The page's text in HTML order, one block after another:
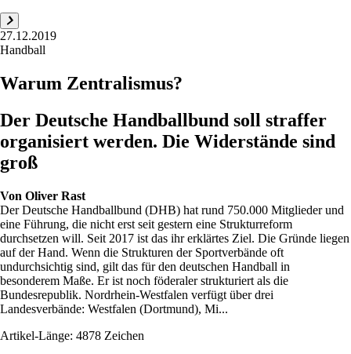
27.12.2019
Handball
Warum Zentralismus?
Der Deutsche Handballbund soll straffer
organisiert werden. Die Widerstände sind
groß
Von Oliver Rast
Der Deutsche Handballbund (DHB) hat rund 750.000 Mitglieder und
eine Führung, die nicht erst seit gestern eine Strukturreform
durchsetzen will. Seit 2017 ist das ihr erklärtes Ziel. Die Gründe liegen
auf der Hand. Wenn die Strukturen der Sportverbände oft
undurchsichtig sind, gilt das für den deutschen Handball in
besonderem Maße. Er ist noch föderaler strukturiert als die
Bundesrepublik. Nordrhein-Westfalen verfügt über drei
Landesverbände: Westfalen (Dortmund), Mi...
Artikel-Länge: 4878 Zeichen